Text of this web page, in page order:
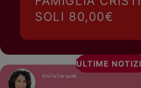
SOLI 80,00€
ULTIME
Giulia Cerqueti